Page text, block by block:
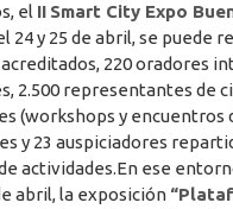
el II Smart City Expo
24 y 25 de abril, se puede
220 oradores
2.500 representantes de
(workshops y encuentros
y 23 auspiciadores
actividades.En ese
abril, la exposición